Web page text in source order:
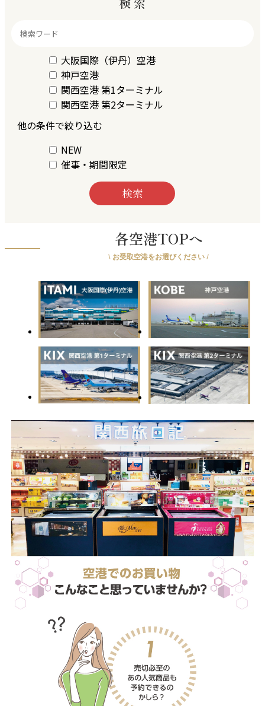
検 索
大阪国際（伊丹）空港
神戸空港
関西空港 第1ターミナル
関西空港 第2ターミナル
他の条件で絞り込む
NEW
催事・期間限定
各空港TOPへ
\ お受取空港をお選びください /